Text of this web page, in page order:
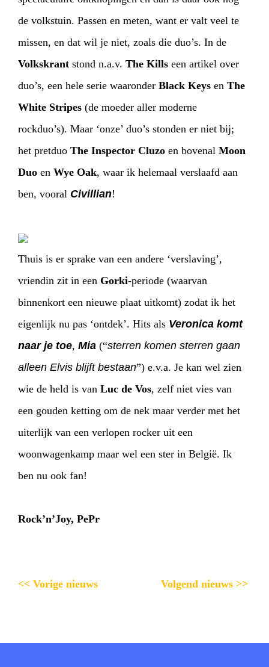
HOMEPROGRAMMA
ARTDIVISIONFOTO’S NIEUWS
de volkstuin. Passen en meten, want er valt veel te
missen, en dat wil je niet, zoals die duo’s. In de
Volkskrant stond n.a.v. The Kills een artikel over
duo’s, een hele serie waaronder Black Keys en The
White Stripes (de moeder aller moderne
rockduo’s). Maar ‘onze’ duo’s stonden er niet bij;
het pretduo The Inspector Cluzo en bovenal Moon
Duo en Wye Oak, waar ik helemaal verslaafd aan
ben, vooral Civillian!
Thuis is er sprake van een andere ‘verslaving’,
vriendin zit in een Gorki-periode (waarvan
binnenkort een nieuwe plaat uitkomt) zodat ik het
eigenlijk nu pas ‘ontdek’. Hits als Veronica komt
naar je toe, Mia (“sterren komen sterren gaan
alleen Elvis blijft bestaan”) e.v.a. Je kan wel zien
wie de held is van Luc de Vos, zelf niet vies van
een gouden ketting om de nek maar verder met het
uiterlijk van een verlopen rocker uit een
woonwagenkamp maar wel een ster in België. Ik
ben nu ook fan!
Rock’n’Joy, PePr
<< Vorige nieuws Volgend nieuws >>